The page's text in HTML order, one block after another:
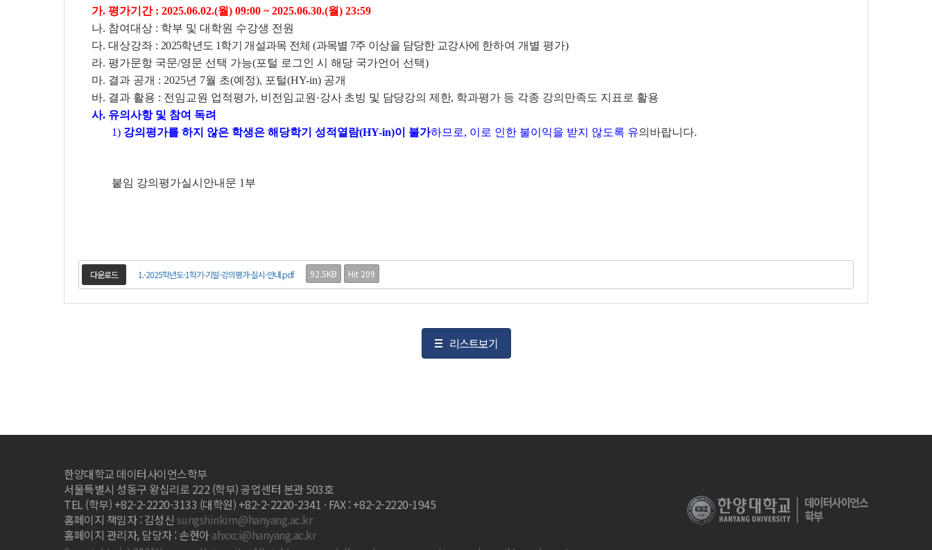
가. 평가기간 : 2025.06.02.(월) 09:00 ~ 2025.06.30.(월) 23:59
나. 참여대상 : 학부 및 대학원 수강생 전원
다. 대상강좌 : 2025학년도 1학기 개설과목 전체(과목별 7주 이상을 담당한 교강사에 한하여 개별 평가)
라. 평가문항 국문/영문 선택 가능(포털 로그인 시 해당 국가언어 선택)
마. 결과 공개 : 2025년 7월 초(예정), 포털(HY-in) 공개
바. 결과 활용 : 전임교원 업적평가, 비전임교원 ·강사 초빙 및 담당강의 제한, 학과평가 등 각종 강의만족도 지표로 활용
사. 유의사항 및 참여 독려
1) 강의평가를 하지 않은 학생은 해당학기 성적열람(HY-in)이 불가하므로, 이로 인한 불이익을 받지 않도록 유의바랍니다.
붙임 강의평가실시안내문 1부
다운로드 1.-2025학년도-1학기-기말-강의평가-실시-안내.pdf 92.5KB Hit 209
리스트보기
한양대학교 데이터사이언스학부
서울특별시 성동구 왕십리로 222 (학부) 공업센터 본관 503호
TEL (학부) +82-2-2220-3133 (대학원) +82-2-2220-2341 · FAX : +82-2-2220-1945
홈페이지 책임자 : 김성신 sungshinkim@hanyang.ac.kr
홈페이지 관리자, 담당자 : 손현아ahxxci@hanyang.ac.kr